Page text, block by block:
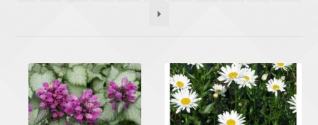
Plantevern og gjødsel
Prima Ferdig Søyler